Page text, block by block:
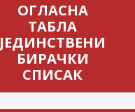
ОГЛАСНА
ТАБЛА
ЈЕДИНСТВЕНИ
БИРАЧКИ
СПИСАК